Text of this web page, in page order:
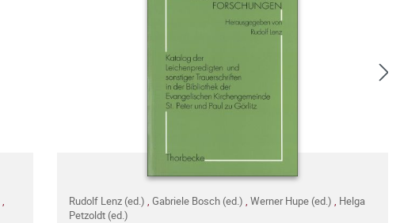
Rudolf Lenz (ed.) Gabriele Bosch (ed.) Werner Hupe (ed.)
Helga
Petzoldt (ed.)